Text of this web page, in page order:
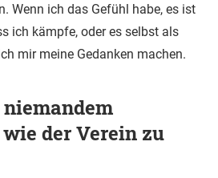
Wenn ich das Gefühl habe, es ist
ich kämpfe, oder es selbst als
mir meine Gedanken machen.
der Verein zu